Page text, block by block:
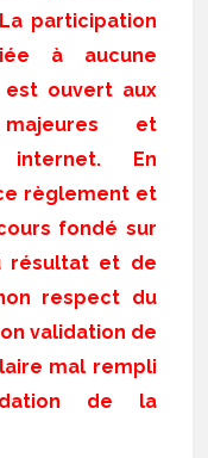
participation
à aucune
est ouvert aux
et
internet. En
règlement et
fondé sur
résultat et de
respect du
validation de
mal rempli
de la